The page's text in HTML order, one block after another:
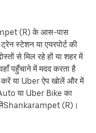
(R) के आस-पास
स्टेशन या एयरपोर्ट की
से मिल रहे हों या शहर में
पहुँचाने में मदद करता है
या Uber ऐप खोलें और में
या Uber Bike का
(R)।